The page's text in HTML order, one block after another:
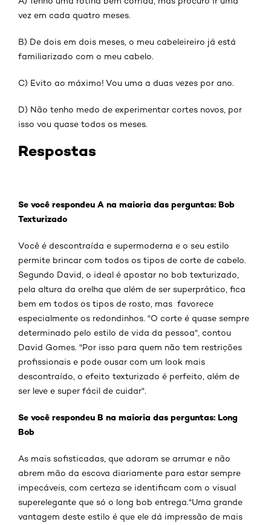
vez em cada quatro meses.
B) De dois em dois meses, o meu cabeleireiro já está
familiarizado com o meu cabelo.
C) Evito ao máximo! Vou uma a duas vezes por ano.
D) Não tenho medo de experimentar cortes novos, por
isso vou quase todos os meses.
Respostas
Se você respondeu A na maioria das perguntas: Bob
Texturizado
Você é descontraída e supermoderna e o seu estilo
permite brincar com todos os tipos de corte de cabelo.
Segundo David, o ideal é apostar no bob texturizado,
pela altura da orelha que além de ser superprático, fica
bem em todos os tipos de rosto, mas favorece
especialmente os redondinhos. "O corte é quase sempre
determinado pelo estilo de vida da pessoa", contou
David Gomes. "Por isso para quem não tem restrições
profissionais e pode ousar com um look mais
descontraído, o efeito texturizado é perfeito, além de
ser leve e super fácil de cuidar".
Se você respondeu B na maioria das perguntas: Long
Bob
As mais sofisticadas, que adoram se arrumar e não
abrem mão da escova diariamente para estar sempre
impecáveis, com certeza se identificam com o visual
superelegante que só o long bob entrega."Uma grande
vantagem deste estilo é que ele dá impressão de mais